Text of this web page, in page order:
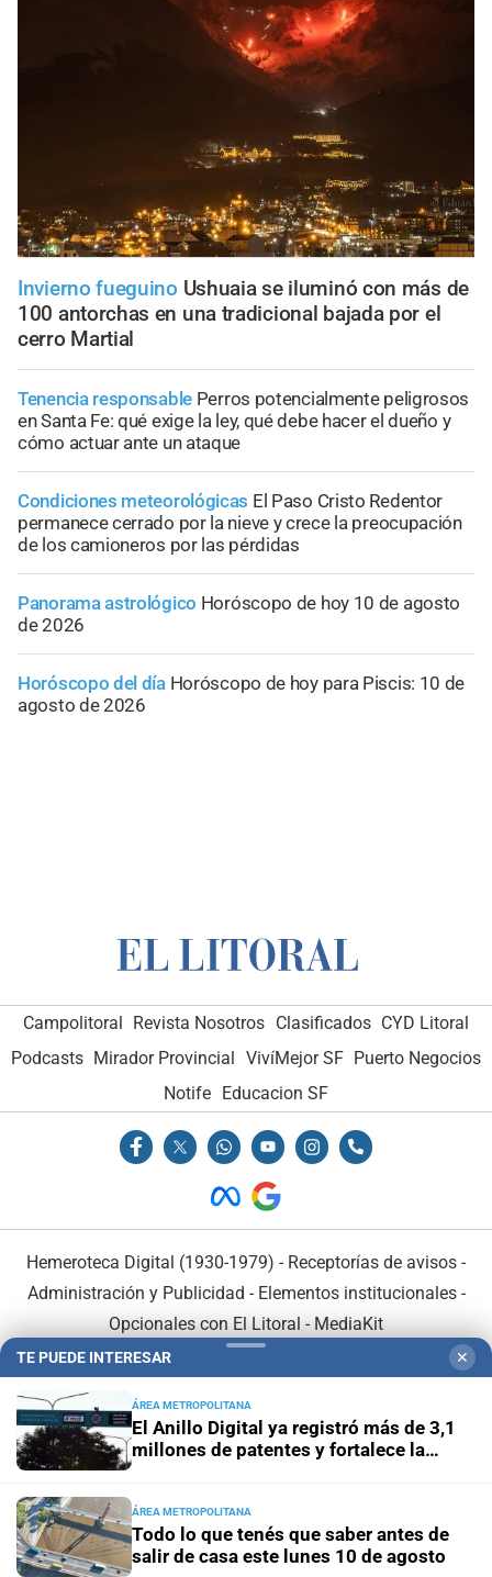
Invierno fueguino Ushuaia se iluminó con más de
100 antorchas en una tradicional bajada por el
cerro Martial
Tenencia responsable Perros potencialmente peligrosos
en Santa Fe: qué exige la ley, qué debe hacer el dueño y
cómo actuar ante un ataque
Condiciones meteorológicas El Paso Cristo Redentor
permanece cerrado por la nieve y crece la preocupación
de los camioneros por las pérdidas
Panorama astrológico Horóscopo de hoy 10 de agosto
de 2026
Horóscopo del día Horóscopo de hoy para Piscis: 10 de
agosto de 2026
Campolitoral Revista Nosotros Clasificados CYD Litoral
Podcasts Mirador Provincial VivíMejor SF Puerto Negocios
Notife Educacion SF
Hemeroteca Digital (1930-1979) - Receptorías de avisos -
Administración y Publicidad - Elementos institucionales-
Opcionales con El Litoral - MediaKit
En Asociación con:
TE PUEDE INTERESAR ✕
ÁREA METROPOLITANA
El Anillo Digital ya registró más de 3,1
millones de patentes y fortalece la
ÁREA METROPOLITANA
Todo lo que tenés que saber antes de
salir de casa este lunes 10 de agosto